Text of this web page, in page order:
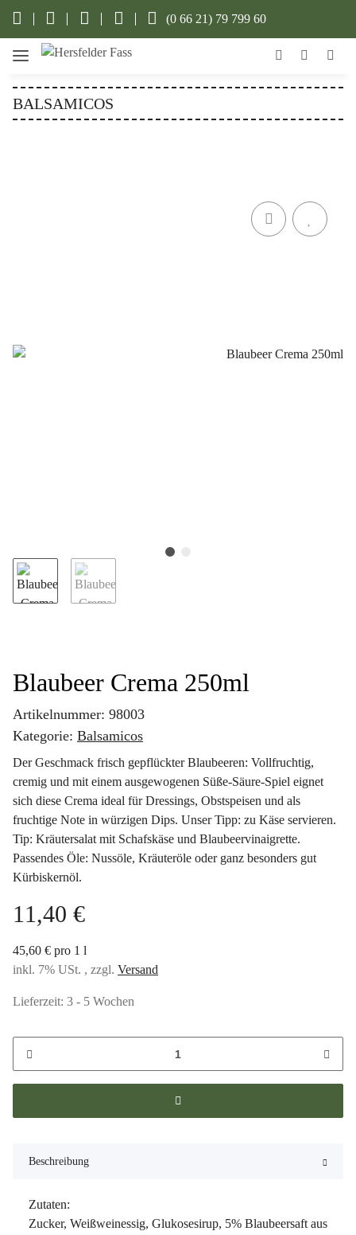
(0 66 21) 79 799 60
BALSAMICOS
Blaubeer Crema 250ml
Artikelnummer: 98003
Kategorie: Balsamicos
Der Geschmack frisch gepflückter Blaubeeren: Vollfruchtig,
cremig und mit einem ausgewogenen Süße-Säure-Spiel eignet
sich diese Crema ideal für Dressings, Obstspeisen und als
fruchtige Note in würzigen Dips. Unser Tipp: zu Käse servieren.
Tip: Kräutersalat mit Schafskäse und Blaubeervinaigrette.
Passendes Öle: Nussöle, Kräuteröle oder ganz besonders gut
Kürbiskernöl.
11,40 €
45,60 € pro 1 l
inkl. 7% USt. , zzgl. Versand
Lieferzeit: 3 - 5 Wochen
Beschreibung
Zutaten:
Zucker, Weißweinessig, Glukosesirup, 5% Blaubeersaft aus